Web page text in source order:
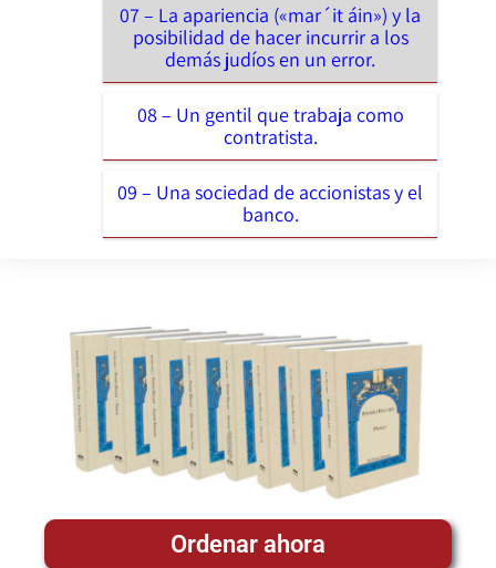
07 – La apariencia («mar´it áin») y la
posibilidad de hacer incurrir a los
demás judíos en un error.
08 – Un gentil que trabaja como
contratista.
09 – Una sociedad de accionistas y el
banco.
Ordenar ahora